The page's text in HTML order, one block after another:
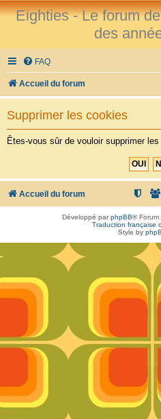
Eighties - Le forum
des
FAQ
Accueil du forum
Supprimer les cookies
Êtes-vous sûr de vouloir supprimer
Accueil du forum
Développé parphpBB® Forum
Traduction française
Style by